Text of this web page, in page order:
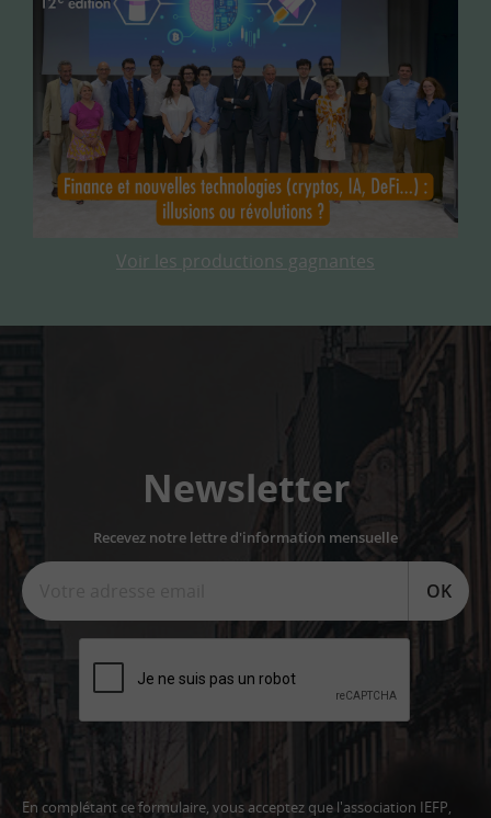
Voir les productions gagnantes
Newsletter
Recevez notre lettre d'information mensuelle
OK
En complétant ce formulaire, vous acceptez que l'association IEFP,